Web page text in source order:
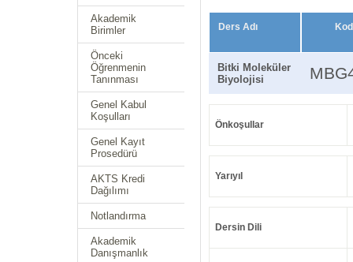
Akademik
Birimler
Önceki
Öğrenmenin
Tanınması
Genel Kabul
Koşulları
Genel Kayıt
Prosedürü
AKTS Kredi
Dağılımı
Notlandırma
Akademik
Danışmanlık
Ders Adı
Bitki Moleküler
Biyolojisi
Önkoşullar
Yarıyıl
Dersin Dili